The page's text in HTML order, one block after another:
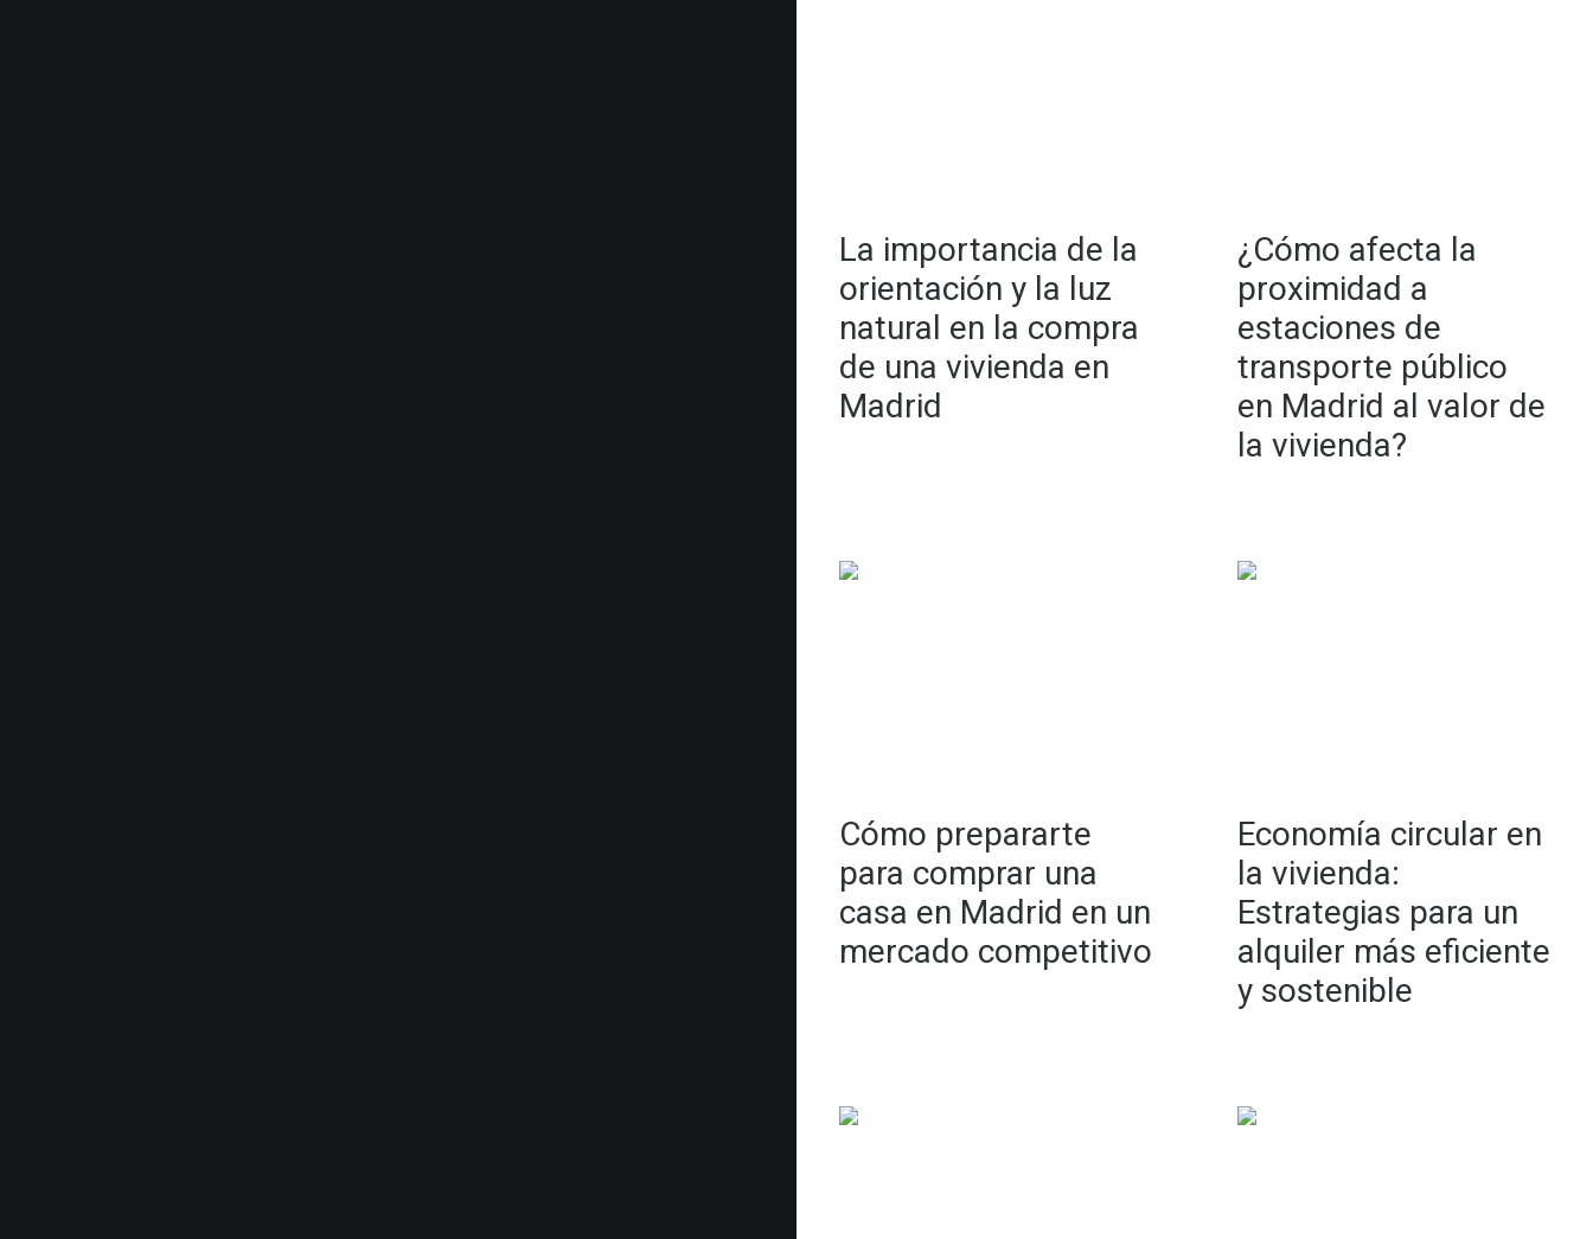
La importancia de la
orientación y la luz
natural en la compra
de una vivienda en
Madrid
¿Cómo afecta la
proximidad a
estaciones de
transporte público
en Madrid al valor de
la vivienda?
Cómo prepararte
para comprar una
casa en Madrid en un
mercado competitivo
Economía circular en
la vivienda:
Estrategias para un
alquiler más eficiente
y sostenible